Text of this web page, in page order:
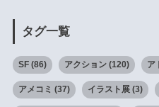
タグ一覧
SF(86) アクション(120) ア
アメコミ (37) イラスト展(3)